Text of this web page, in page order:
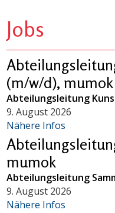
Jobs
(m/w/d), mumok
Abteilungsleitung
9. August 2026
Nähere Infos
mumok
Abteilungsleitung
9. August 2026
Nähere Infos